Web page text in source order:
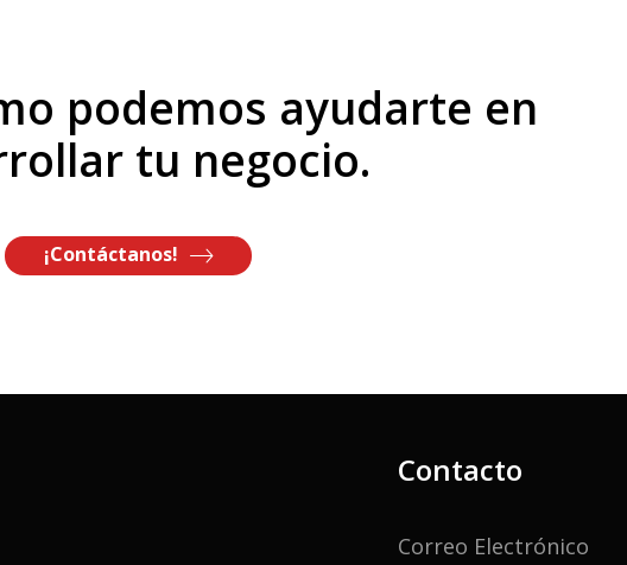
podemos ayudarte en
tu negocio.
¡Contáctanos!
Contacto
Correo Electrónico